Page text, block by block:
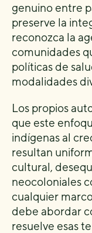
genuino entre
preserve la
reconozca la
comunidades
políticas de
modalidades
Los propios
que este
indígenas al
resultan
cultural,
neocoloniales
cualquier
debe abordar
resuelve esas